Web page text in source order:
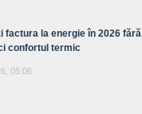
factura la energie în 2026 fără
confortul termic
05:06